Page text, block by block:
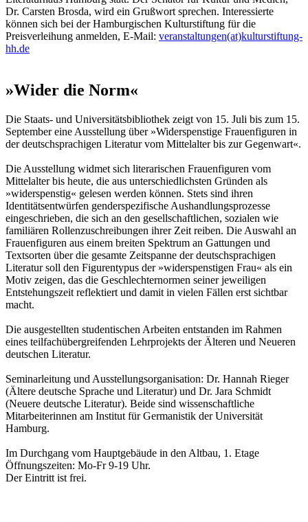
Dr. Carsten Brosda, wird ein Grußwort sprechen. Interessierte
können sich bei der Hamburgischen Kulturstiftung für die
Preisverleihung anmelden, E-Mail: veranstaltungen(at)kulturstiftung-
hh.de
»Wider die Norm«
Die Staats- und Universitätsbibliothek zeigt von 15. Juli bis zum 15.
September eine Ausstellung über »Widerspenstige Frauenfiguren in
der deutschsprachigen Literatur vom Mittelalter bis zur Gegenwart«.
Die Ausstellung widmet sich literarischen Frauenfiguren vom
Mittelalter bis heute, die aus unterschiedlichsten Gründen als
»widerspenstig« gelesen werden können. Stets sind ihren
Identitätsentwürfen genderspezifische Aushandlungsprozesse
eingeschrieben, die sich an den gesellschaftlichen, sozialen wie
familiären Rollenzuschreibungen ihrer Zeit reiben. Die Auswahl an
Frauenfiguren aus einem breiten Spektrum an Gattungen und
Textsorten über die gesamte Zeitspanne der deutschsprachigen
Literatur soll den Figurentypus der »widerspenstigen Frau« als ein
Motiv zeigen, das die Geschlechternormen seiner jeweiligen
Entstehungszeit reflektiert und damit in vielen Fällen erst sichtbar
macht.
Die ausgestellten studentischen Arbeiten entstanden im Rahmen
eines teilfachübergreifenden Lehrprojekts der Älteren und Neueren
deutschen Literatur.
Seminarleitung und Ausstellungsorganisation: Dr. Hannah Rieger
(Ältere deutsche Sprache und Literatur) und Dr. Jara Schmidt
(Neuere deutsche Literatur). Beide sind wissenschaftliche
Mitarbeiterinnen am Institut für Germanistik der Universität
Hamburg.
Im Durchgang vom Hauptgebäude in den Altbau, 1. Etage
Öffnungszeiten: Mo-Fr 9-19 Uhr.
Der Eintritt ist frei.